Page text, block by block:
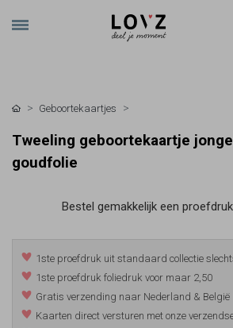
Geboortekaartjes
Tweeling geboortekaartje
goudfolie
Bestel gemakkelijk een
1ste proefdruk uit standaard collectie
1ste proefdruk foliedruk voor maar 2,50
Gratis verzending naar Nederland & België
Kaarten direct versturen met onze